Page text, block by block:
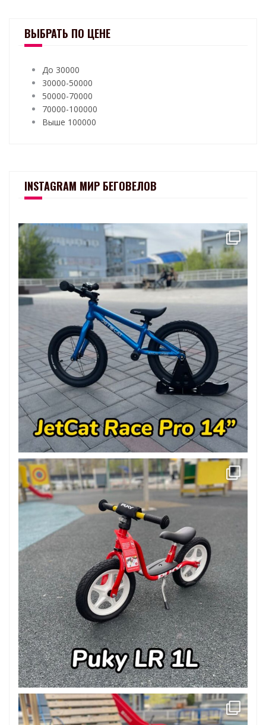
ВЫБРАТЬ ПО ЦЕНЕ
До 30000
30000-50000
50000-70000
70000-100000
Выше 100000
INSTAGRAM МИР БЕГОВЕЛОВ